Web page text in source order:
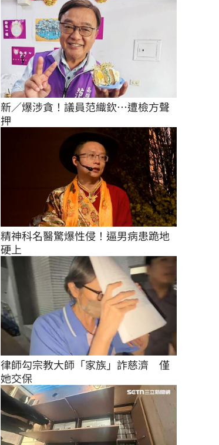
新／爆涉貪！議員范織欽…遭檢方聲
押
精神科名醫驚爆性侵！逼男病患跪地
硬上
律師勾宗教大師「家族」詐慈濟　僅
她交保